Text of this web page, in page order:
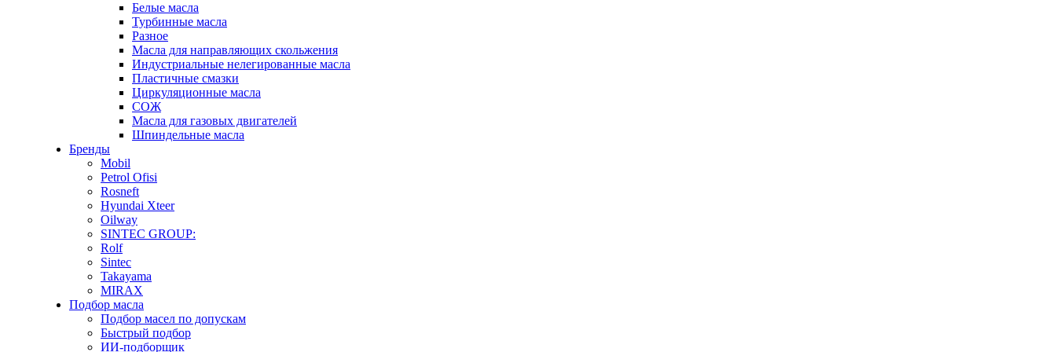
Белые масла
Турбинные масла
Разное
Масла для направляющих скольжения
Индустриальные нелегированные масла
Пластичные смазки
Циркуляционные масла
СОЖ
Масла для газовых двигателей
Шпиндельные масла
Бренды
Mobil
Petrol Ofisi
Rosneft
Hyundai Xteer
Oilway
SINTEC GROUP:
Rolf
Sintec
Takayama
MIRAX
Подбор масла
Подбор масел по допускам
Быстрый подбор
ИИ-подборщик